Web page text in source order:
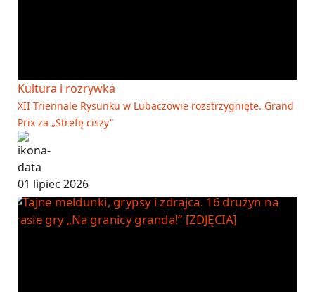
Kultura i rozrywka
XII Triennale Rysunku w Lubaczowie rozstrzygnięte. Grand
Prix za „Strefę ciszy”
01 lipiec 2026